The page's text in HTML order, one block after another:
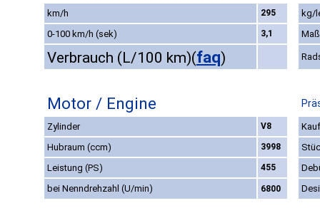
km/h 295
kg/
0-100 km/h (sek)
3,1
Verbrauch (L/100 km)(faq)
Motor / Engine
Zylinder V8
Hubraum (ccm)
3998
Leistung (PS)
455
bei Nenndrehzahl (U/min)
6800